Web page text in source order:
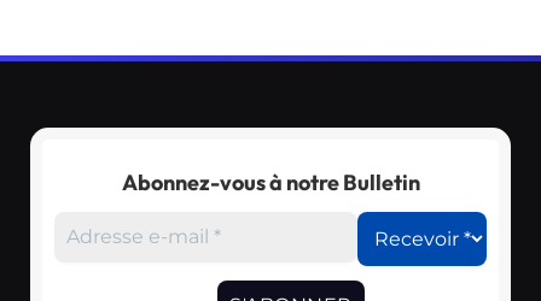
Abonnez-vous à notre Bulletin